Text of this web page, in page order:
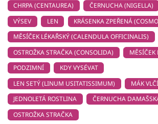
CHRPA (CENTAUREA)
ČERNUCHA (NIGELLA)
VÝSEV
LEN
KRÁSENKA ZPEŘENÁ
MĚSÍČEK LÉKAŘSKÝ (CALENDULA OFFICINALIS)
OSTROŽKA STRAČKA (CONSOLIDA)
MĚSÍČEK
PODZIMNÍ
KDY VYSÉVAT
LEN SETÝ (LINUM USITATISSIMUM)
MÁK VLČÍ
JEDNOLETÁ ROSTLINA
ČERNUCHA
OSTROŽKA STRAČKA